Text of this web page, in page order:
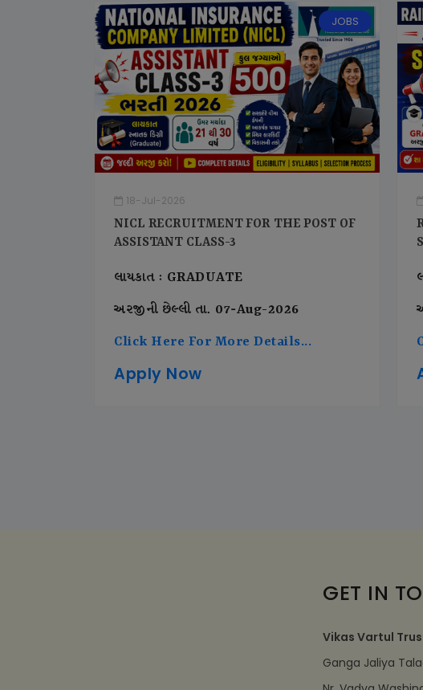
JOBS
18-Jul-2026
NICL RECRUITMENT FOR THE POST OF
ASSISTANT CLASS-3
લાયકાત : GRADUATE
અરજીની છેલ્લી તા. 07-Aug-2026
Click Here For More Details...
Apply Now
GET IN
Vikas Vartul
Ganga Jaliya